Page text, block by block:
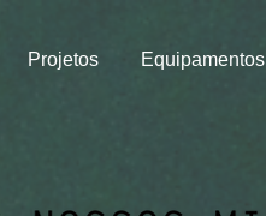
Projetos Equipamentos